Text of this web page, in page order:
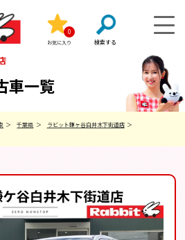
お気に入り
0
車一覧
千葉県
ラビット鎌ヶ谷白井木下街道店